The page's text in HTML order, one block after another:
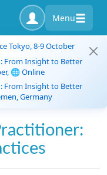
Menu
Tokyo, 8-9 October
From Insight to Better
🌐 Online
From Insight to Better
Germany